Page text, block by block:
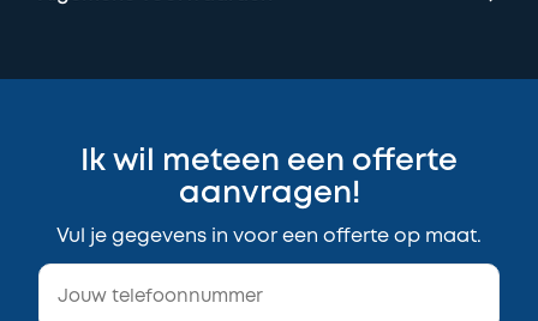
Ik wil meteen een offerte
aanvragen!
Vul je gegevens in voor een offerte op maat.